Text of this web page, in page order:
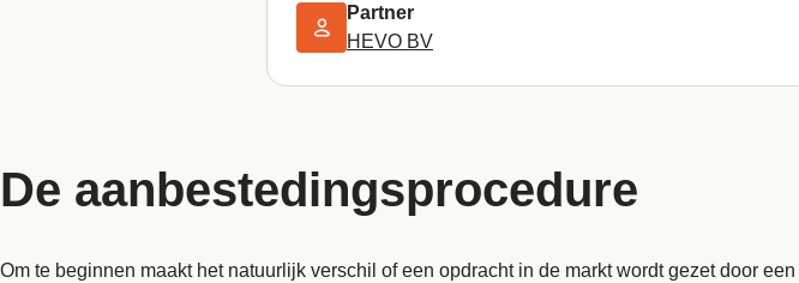
Partner
HEVO BV
De aanbestedingsprocedure
Om te beginnen maakt het natuurlijk verschil of een opdracht in de markt wordt gezet door